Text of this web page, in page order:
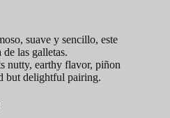
suave y sencillo, este
las galletas.
nutty, earthy flavor, piñon
but delightful pairing.